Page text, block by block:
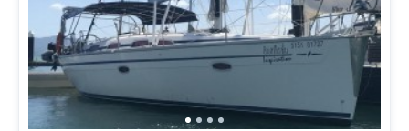
береговую
линию,
ближайшие
острова.